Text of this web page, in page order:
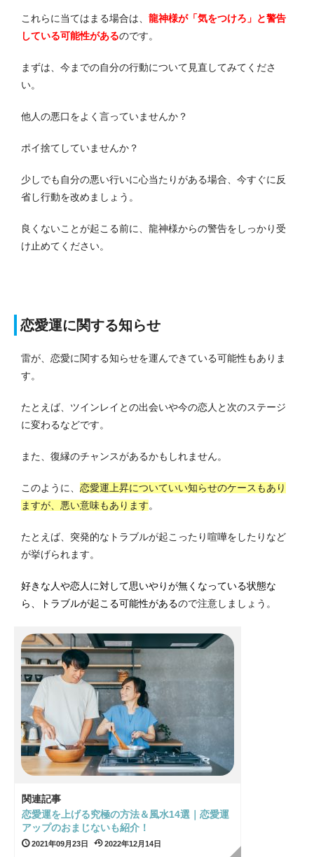
これらに当てはまる場合は、 龍神様が「気をつけろ」と警告
している可能性があるのです。
まずは、今までの自分の行動について見直してみてくださ
い。
他人の悪口をよく言っていませんか？
ポイ捨てしていませんか？
少しでも自分の悪い行いに心当たりがある場合、今すぐに反
省し行動を改めましょう。
良くないことが起こる前に、龍神様からの警告をしっかり受
け止めてください。
恋愛運に関する知らせ
雷が、恋愛に関する知らせを運んできている可能性もありま
す。
たとえば、ツインレイとの出会いや今の恋人と次のステージ
に変わるなどです。
また、復縁のチャンスがあるかもしれません。
このように、 恋愛運上昇についていい知らせのケースもあり
ますが、悪い意味もあります。
たとえば、突発的なトラブルが起こったり喧嘩をしたりなど
が挙げられます。
好きな人や恋人に対して思いやりが無くなっている状態な
ら、トラブルが起こる可能性があるので注意しましょう。
関連記事
恋愛運を上げる究極の方法＆風水14選｜恋愛運
アップのおまじないも紹介！
2021年09月23日 2022年12月14日